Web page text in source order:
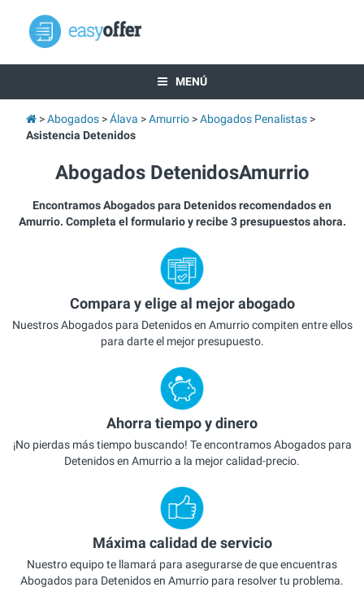
MENÚ
Abogados Álava Amurrio
Abogados Penalistas
Asistencia Detenidos
Abogados DetenidosAmurrio
Encontramos Abogados para Detenidos recomendados en
Amurrio. Completa el formulario y recibe 3 presupuestos ahora.
Compara y elige al mejor abogado
Nuestros Abogados para Detenidos en Amurrio compiten entre ellos
para darte el mejor presupuesto.
Ahorra tiempo y dinero
¡No pierdas más tiempo buscando! Te encontramos Abogados para
Detenidos en Amurrio a la mejor calidad-precio.
Máxima calidad de servicio
Nuestro equipo te llamará para asegurarse de que encuentras
Abogados para Detenidos en Amurrio para resolver tu problema.